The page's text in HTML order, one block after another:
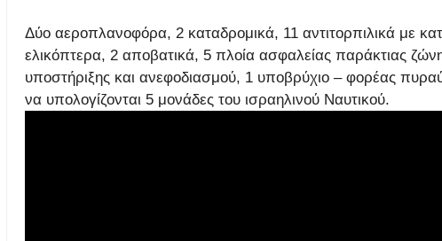
Δύο αεροπλανοφόρα, 2 καταδρομικά, 11 αντιτορπιλικά με
ελικόπτερα, 2 αποβατικά, 5 πλοία ασφαλείας παράκτιας
υποστήριξης και ανεφοδιασμού, 1 υποβρύχιο – φορέας
να υπολογίζονται 5 μονάδες του ισραηλινού Ναυτικού.